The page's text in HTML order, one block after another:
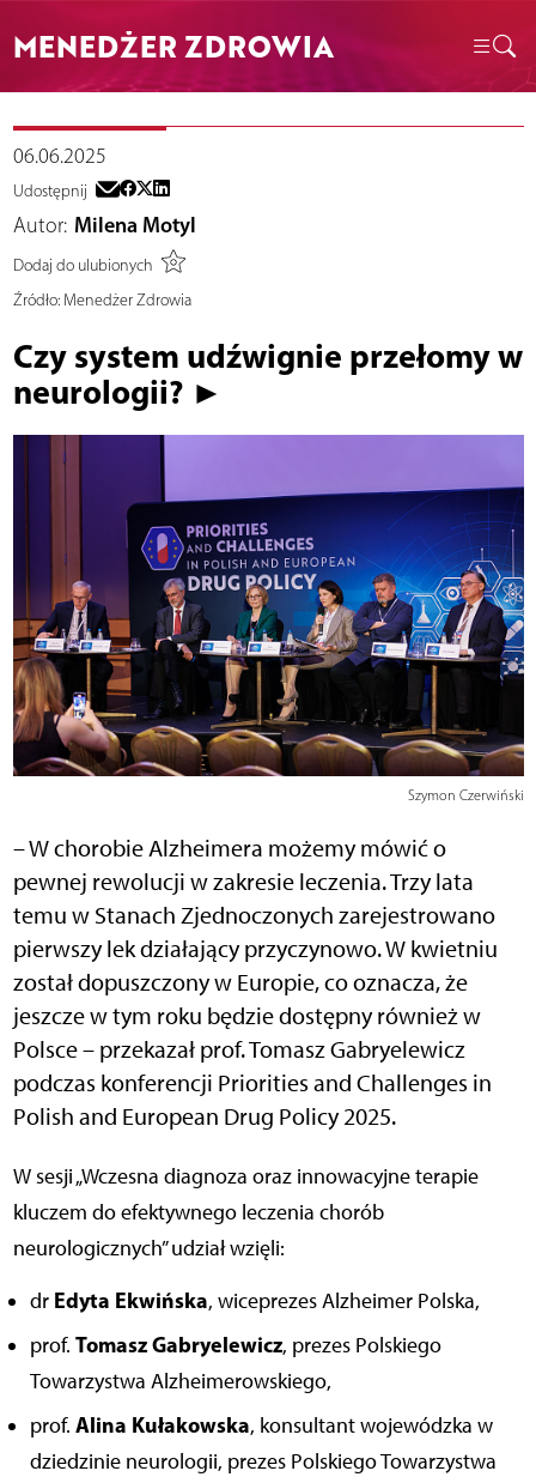
MENEDŻER ZDROWIA
06.06.2025
Udostępnij
Autor: Milena Motyl
Dodaj do ulubionych
Źródło:Menedżer Zdrowia
Czy system udźwignie przełomy w
neurologii? ►
Szymon Czerwiński
– W chorobie Alzheimera możemy mówić o
pewnej rewolucji w zakresie leczenia. Trzy lata
temu w Stanach Zjednoczonych zarejestrowano
pierwszy lek działający przyczynowo. W kwietniu
został dopuszczony w Europie, co oznacza, że
jeszcze w tym roku będzie dostępny również w
Polsce – przekazał prof. Tomasz Gabryelewicz
podczas konferencji Priorities and Challenges in
Polish and European Drug Policy 2025.
W sesji „Wczesna diagnoza oraz innowacyjne terapie
kluczem do efektywnego leczenia chorób
neurologicznych” udział wzięli:
dr Edyta Ekwińska, wiceprezes Alzheimer Polska,
prof. Tomasz Gabryelewicz, prezes Polskiego
Towarzystwa Alzheimerowskiego,
prof. Alina Kułakowska, konsultant wojewódzka w
dziedzinie neurologii, prezes Polskiego Towarzystwa